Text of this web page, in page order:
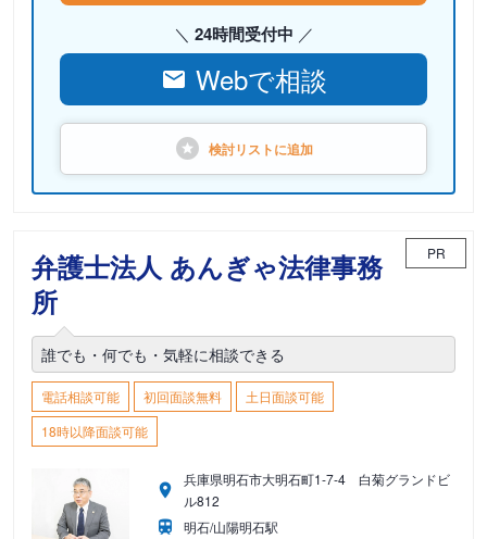
24時間受付中
Webで相談
検討リストに追加
弁護士法人 あんぎゃ法律事務
所
PR
誰でも・何でも・気軽に相談できる
電話相談可能 初回面談無料
土日面談可能
18時以降面談可能
兵庫県明石市大明石町1-7-4 白菊グランドビ
ル812
明石/山陽明石駅